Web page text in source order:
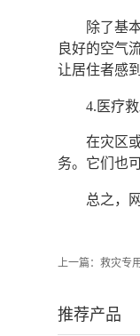
除了基
良好的空气
让居住者感
4.医疗
在灾区
务。它们也
总之，
上一篇： 救灾专
推荐产品